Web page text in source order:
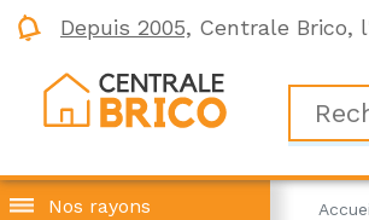
Depuis 2005, Centrale Brico,
Nos rayons